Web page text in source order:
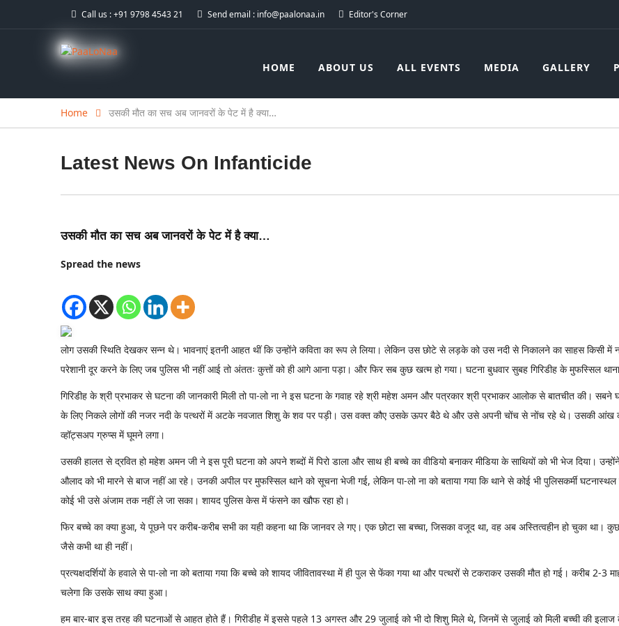
Call us :+91 9798 4543 21 Send email : info@paalonaa.in Editor's Corner
HOME ABOUT US ALL EVENTS MEDIA GALLERY
Home उसकी मौत का सच अब जानवरों के पेट में है क्या…
Latest News On Infanticide
उसकी मौत का सच अब जानवरों के पेट में है क्या…
Spread the news
लोग उसकी स्थिति देखकर सन्न थे। भावनाएं इतनी आहत थीं कि उन्होंने कविता का रूप ले लिया। लेकिन उस छोटे से लड़के को उस नदी से निकालने का साहस किसी में
परेशानी दूर करने के लिए जब पुलिस भी नहीं आई तो अंततः कुत्तों को ही आगे आना पड़ा। और फिर सब कुछ खत्म हो गया। घटना बुधवार सुबह गिरिडीह के मुफस्सिल
गिरिडीह के श्री प्रभाकर से घटना की जानकारी मिली तो पा-लो ना ने इस घटना के गवाह रहे श्री महेश अमन और पत्रकार श्री प्रभाकर आलोक से बातचीत की।
के लिए निकले लोगों की नजर नदी के पत्थरों में अटके नवजात शिशु के शव पर पड़ी। उस वक्त कौए उसके ऊपर बैठे थे और उसे अपनी चोंच से नोंच रहे थे। उसकी आंख
व्हॉट्सअप ग्रुप्स में घूमने लगा।
उसकी हालत से द्रवित हो महेश अमन जी ने इस पूरी घटना को अपने शब्दों में पिरो डाला और साथ ही बच्चे का वीडियो बनाकर मीडिया के साथियों को भी भेज दिया।
औलाद को भी मारने से बाज नहीं आ रहे। उनकी अपील पर मुफस्सिल थाने को सूचना भेजी गई, लेकिन पा-लो ना को बताया गया कि थाने से कोई भी पुलिसकर्मी
कोई भी उसे अंजाम तक नहीं ले जा सका। शायद पुलिस केस में फंसने का खौफ रहा हो।
फिर बच्चे का क्या हुआ, ये पूछने पर करीब-करीब सभी का यही कहना था कि जानवर ले गए। एक छोटा सा बच्चा, जिसका वजूद था, वह अब अस्तित्वहीन हो चुका था।
जैसे कभी था ही नहीं।
प्रत्यक्षदर्शियों के हवाले से पा-लो ना को बताया गया कि बच्चे को शायद जीवितावस्था में ही पुल से फेंका गया था और पत्थरों से टकराकर उसकी मौत हो गई। करीब
चलेगा कि उसके साथ क्या हुआ।
हम बार-बार इस तरह की घटनाओं से आहत होते हैं। गिरीडीह में इससे पहले 13 अगस्त और 29 जुलाई को भी दो शिशु मिले थे, जिनमें से जुलाई को मिली बच्ची की इलाज के